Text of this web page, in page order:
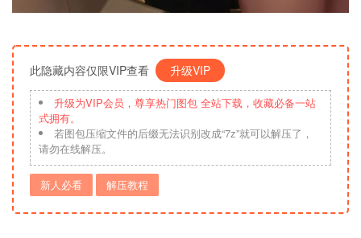
此隐藏内容仅限VIP查看 升级VIP
升级为VIP会员，尊享热门图包 全站下载，收藏必备一站
式拥有。
若图包压缩文件的后缀无法识别改成“7z”就可以解压了，
请勿在线解压。
新人必看 解压教程